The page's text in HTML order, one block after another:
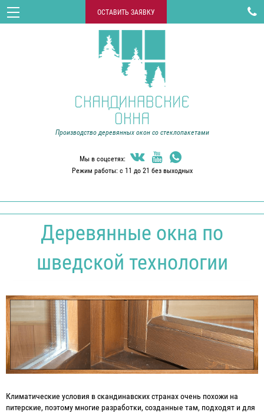

ОСТАВИТЬ ЗАЯВКУ
Производство деревянных окон со стеклопакетами
Мы в соцсетях:   
Режим работы: с 11 до 21 без выходных
Деревянные окна по
шведской технологии
Климатические условия в скандинавских странах очень похожи на
питерские, поэтому многие разработки, созданные там, подходят и для